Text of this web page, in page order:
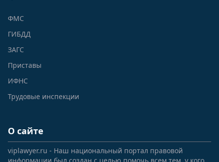
ФМС
ГИБДД
ЗАГС
Приставы
ИФНС
Трудовые инспекции
О сайте
viplawyer.ru - Наш национальный портал правовой